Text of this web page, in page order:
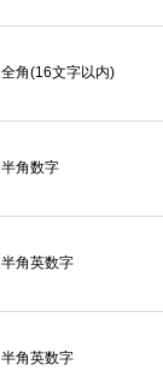
全角(16文字以内)
半角数字
半角英数字
半角英数字